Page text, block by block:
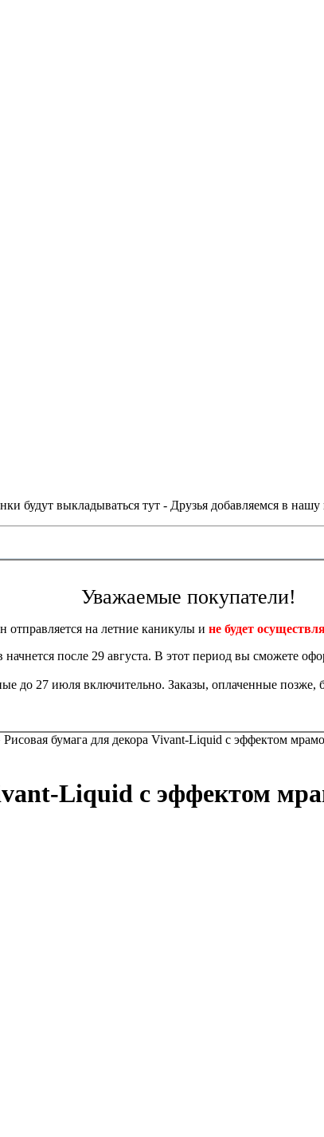
будут выкладываться тут - Друзья добавляемся в
Уважаемые покупатели!
на летние каникулы и не будет
начнется после 29 августа. В этот период вы сможете
до 27 июля включительно. Заказы, оплаченные позже,
Рисовая бумага для декора Vivant-Liquid с эффектом
Liquid с эффектом